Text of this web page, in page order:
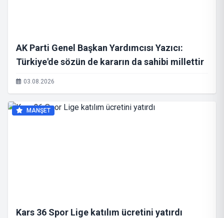
AK Parti Genel Başkan Yardımcısı Yazıcı:
Türkiye'de sözün de kararın da sahibi millettir
03.08.2026
MANŞET
Kars 36 Spor Lige katılım ücretini yatırdı